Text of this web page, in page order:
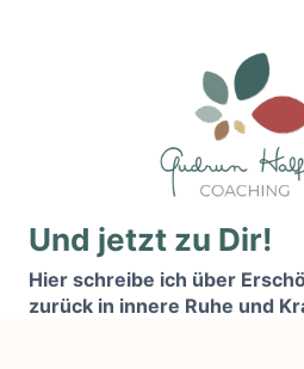
Und jetzt zu Dir!
Hier schreibe ich über
zurück in innere Ruhe und